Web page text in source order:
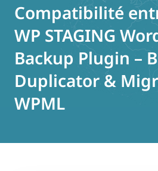
Compatibilité
WP STAGING
Backup Plugin –
Duplicator &
WPML